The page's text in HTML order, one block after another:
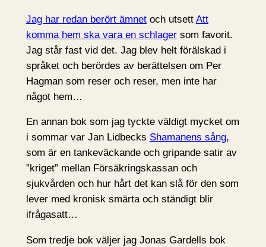
Jag har redan berört ämnetoch utsett Att
komma hem ska vara en schlagersom favorit.
Jag står fast vid det. Jag blev helt förälskad i
språket och berördes av berättelsen om Per
Hagman som reser och reser, men inte har
något hem…
En annan bok som jag tyckte väldigt mycket om
i sommar var Jan Lidbecks Shamanens sång,
som är en tankeväckande och gripande satir av
”kriget” mellan Försäkringskassan och
sjukvården och hur hårt det kan slå för den som
lever med kronisk smärta och ständigt blir
ifrågasatt…
Som tredje bok väljer jag Jonas Gardells bok